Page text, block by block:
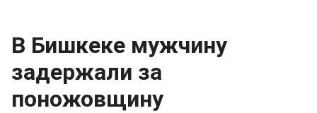
В Бишкеке мужчину
задержали за
поножовщину